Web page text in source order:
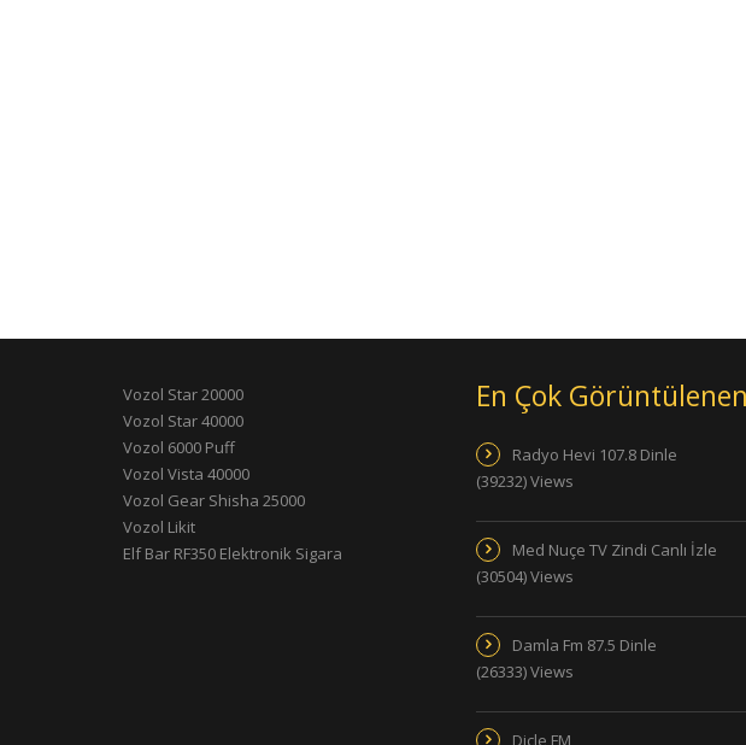
Vozol Star 20000
Vozol Star 40000
Vozol 6000 Puff
Vozol Vista 40000
Vozol Gear Shisha 25000
Vozol Likit
Elf Bar RF350 Elektronik Sigara
En Çok
Radyo Hevi 107.8 Dinle
(39232) Views
Med Nuçe TV Zindi Canlı İzle
(30504) Views
Damla Fm 87.5 Dinle
(26333) Views